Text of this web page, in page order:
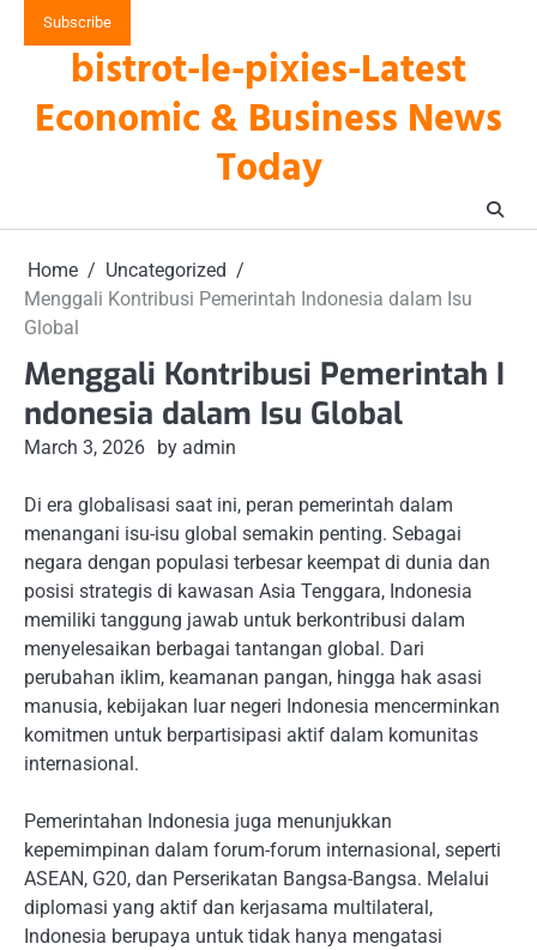
Subscribe
bistrot-le-pixies-Latest
Economic & Business News
Today
Home
Uncategorized
Menggali Kontribusi Pemerintah Indonesia dalam Isu
Global
Menggali Kontribusi Pemerintah I
ndonesia dalam Isu Global
March 3, 2026 by admin
Di era globalisasi saat ini, peran pemerintah dalam
menangani isu-isu global semakin penting. Sebagai
negara dengan populasi terbesar keempat di dunia dan
posisi strategis di kawasan Asia Tenggara, Indonesia
memiliki tanggung jawab untuk berkontribusi dalam
menyelesaikan berbagai tantangan global. Dari
perubahan iklim, keamanan pangan, hingga hak asasi
manusia, kebijakan luar negeri Indonesia mencerminkan
komitmen untuk berpartisipasi aktif dalam komunitas
internasional.
Pemerintahan Indonesia juga menunjukkan
kepemimpinan dalam forum-forum internasional, seperti
ASEAN, G20, dan Perserikatan Bangsa-Bangsa. Melalui
diplomasi yang aktif dan kerjasama multilateral,
Indonesia berupaya untuk tidak hanya mengatasi